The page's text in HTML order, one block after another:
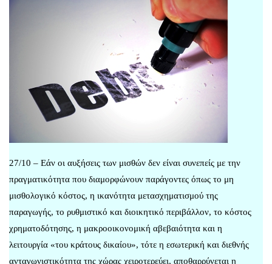
27/10 – Εάν οι αυξήσεις των μισθών δεν είναι συνεπείς με την
πραγματικότητα που διαμορφώνουν παράγοντες όπως το μη
μισθολογικό κόστος, η ικανότητα μετασχηματισμού της
παραγωγής, το ρυθμιστικό και διοικητικό περιβάλλον, το κόστος
χρηματοδότησης, η μακροοικονομική αβεβαιότητα και η
λειτουργία «του κράτους δικαίου», τότε η εσωτερική και διεθνής
ανταγωνιστικότητα της χώρας χειροτερεύει, αποθαρρύνεται η